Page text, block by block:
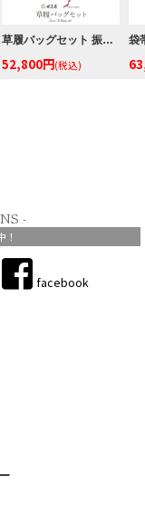
草履バッグセット 振袖用 世美庵 Sサイズ Lサイズ 赤 黒 レッド ブラック 花唐草 帯地 3枚芯 日本製 優花緒
52,800円(税込)
-
！
facebook